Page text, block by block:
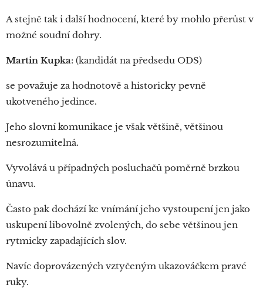
A stejně tak i další hodnocení, které by mohlo přerůst v
možné soudní dohry.
Martin Kupka: (kandidát na předsedu ODS)
se považuje za hodnotově a historicky pevně
ukotveného jedince.
Jeho slovní komunikace je však většině, většinou
nesrozumitelná.
Vyvolává u případných posluchačů poměrně brzkou
únavu.
Často pak dochází ke vnímání jeho vystoupení jen jako
uskupení libovolně zvolených, do sebe většinou jen
rytmicky zapadajících slov.
Navíc doprovázených vztyčeným ukazováčkem pravé
ruky.